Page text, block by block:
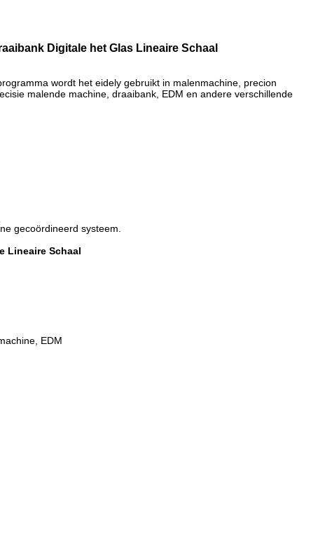
Digitale het Glas Lineaire Schaal
wordt het eidely gebruikt in malenmachine, precion
malende machine, draaibank, EDM en andere verschillende
gecoördineerd systeem.
Lineaire Schaal
EDM